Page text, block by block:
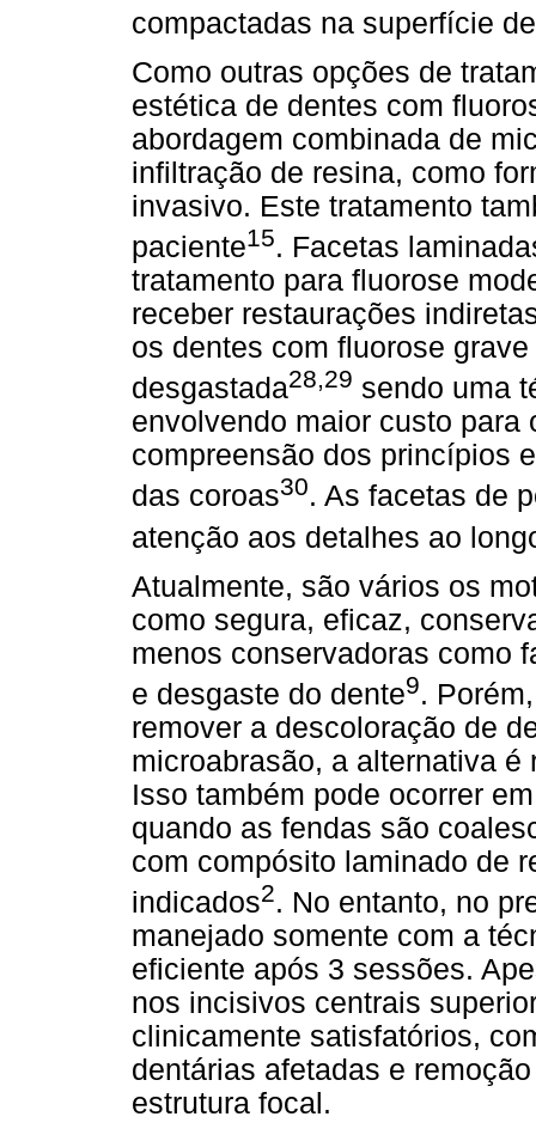
compactadas na superfície
Como outras opções de
estética de dentes com
abordagem combinada de
infiltração de resina, como
invasivo. Este tratamento
paciente15. Facetas
tratamento para fluorose
receber restaurações
os dentes com fluorose
desgastada28,29 sendo uma
envolvendo maior custo para
compreensão dos princípios
das coroas30. As facetas de
atenção aos detalhes ao
Atualmente, são vários os
como segura, eficaz,
menos conservadoras como
e desgaste do dente9.
remover a descoloração de
microabrasão, a alternativa
Isso também pode ocorrer
quando as fendas são
com compósito laminado de
indicados2. No entanto, no
manejado somente com a
eficiente após 3 sessões.
nos incisivos centrais
clinicamente satisfatórios,
dentárias afetadas e
estrutura focal.